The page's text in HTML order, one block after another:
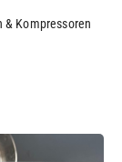
& Kompressoren